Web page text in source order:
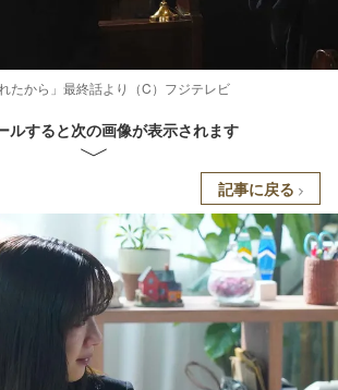
たから」最終話より（C）フジテレビ
ルすると次の画像が表示されます
記事に戻る